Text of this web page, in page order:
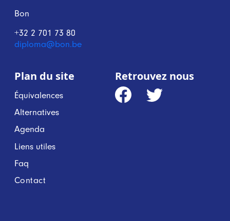
Bon
+32 2 701 73 80
diploma@bon.be
Plan du site
Équivalences
Alternatives
Agenda
Liens utiles
Faq
Contact
Retrouvez nous